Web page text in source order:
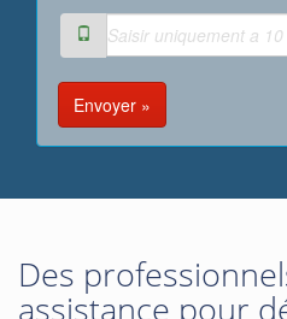
Envoyer »
Des
assistance pour